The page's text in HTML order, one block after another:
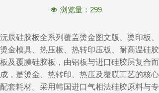
넶 浏览量： 299
沅辰硅胶板全系列覆盖烫金图文版、烫印板、
烫金模具、热压板、热转印压板、耐高温硅胶
板及覆膜硅胶板，由铝板与进口硅胶层复合而
成，是烫金、热转印、热压及覆膜工艺的核心
配套耗材。采用韩国进口气相法硅胶原料与专